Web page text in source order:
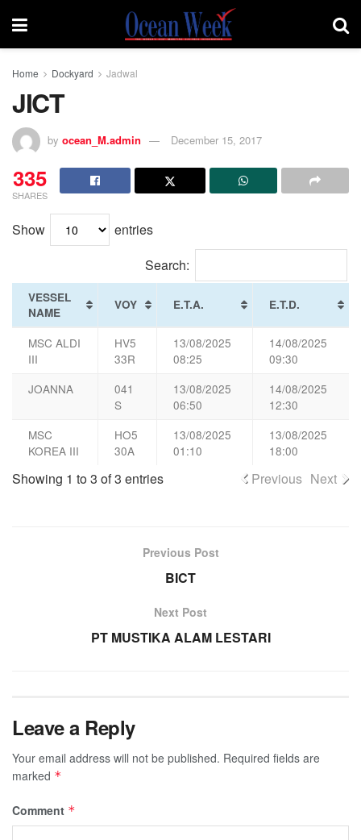
Home Dockyard Jadwal
JICT
by ocean_M.admin December 15, 2017
335
SHARES
Show
entries
Search:
VESSEL
NAME
VOY E.T.A. E.T.D.
MSC ALDI
III
HV5
33R
13/08/2025
08:25
14/08/2025
09:30
JOANNA
041
S
13/08/2025
06:50
14/08/2025
12:30
MSC
KOREA III
HO5
30A
13/08/2025
01:10
13/08/2025
18:00
Showing 1 to 3 of 3 entries Previous Next
Previous Post
BICT
Next Post
PT MUSTIKA ALAM LESTARI
Leave a Reply
Your email address will not be published. Required fields are
marked *
Comment *